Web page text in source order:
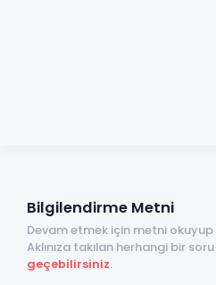
Bilgilendirme Metni
Devam etmek için metni okuyup
Aklınıza takılan herhangi bir
geçebilirsiniz.